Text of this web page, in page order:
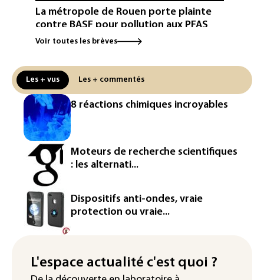
La métropole de Rouen porte plainte
contre BASF pour pollution aux PFAS
réseau
Véhicules de livraison autonomes: la
France ouvre la voie à leur
homologation
Iris³: Eutelsat investira 3,4 milliards
d'euros dans la future constellation
européenne
Le magazine VSD racheté par
l'entrepreneur Vianney d'Alançon
La production française de maïs
"Retour en force" progressif de la
Voir toutes les brèves
Les + vus Les + commentés
8 réactions chimiques incroyables
Moteurs de recherche scientifiques
: les alternati...
Dispositifs anti-ondes, vraie
protection ou vraie...
L'espace actualité c'est quoi ?